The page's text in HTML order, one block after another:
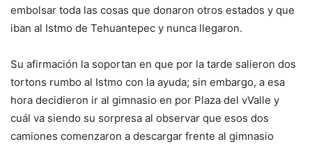
embolsar toda las cosas que donaron otros estados y que
iban al Istmo de Tehuantepec y nunca llegaron.
Su afirmación la soportan en que por la tarde salieron dos
tortons rumbo al Istmo con la ayuda; sin embargo, a esa
hora decidieron ir al gimnasio en por Plaza del vValle y
cuál va siendo su sorpresa al observar que esos dos
camiones comenzaron a descargar frente al gimnasio